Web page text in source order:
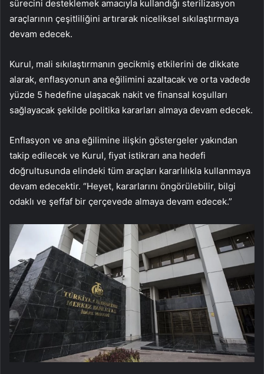
sürecini desteklemek amacıyla kullandığı sterilizasyon
araçlarının çeşitliliğini artırarak niceliksel sıkılaştırmaya
devam edecek.
Kurul, mali sıkılaştırmanın gecikmiş etkilerini de dikkate
alarak, enflasyonun ana eğilimini azaltacak ve orta vadede
yüzde 5 hedefine ulaşacak nakit ve finansal koşulları
sağlayacak şekilde politika kararları almaya devam edecek.
Enflasyon ve ana eğilimine ilişkin göstergeler yakından
takip edilecek ve Kurul, fiyat istikrarı ana hedefi
doğrultusunda elindeki tüm araçları kararlılıkla kullanmaya
devam edecektir. “Heyet, kararlarını öngörülebilir, bilgi
odaklı ve şeffaf bir çerçevede almaya devam edecek.”